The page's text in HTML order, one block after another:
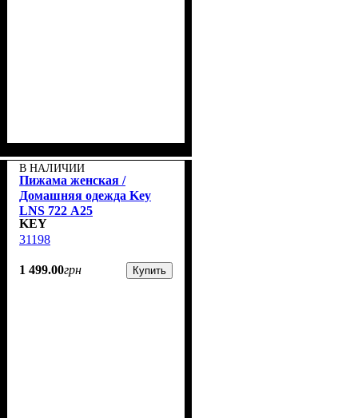
В НАЛИЧИИ
Пижама женская /
Домашняя одежда Key
LNS 722 А25
KEY
31198
1 499.00грн Купить